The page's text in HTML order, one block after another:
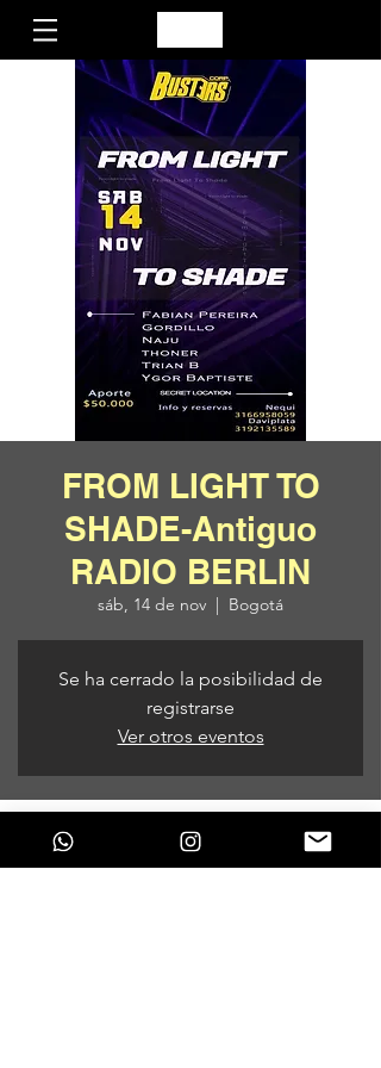
FROM LIGHT TO
SHADE-Antiguo
RADIO BERLIN
sáb, 14 de nov
  |
Bogotá
Se ha cerrado la posibilidad de
registrarse
Ver otros eventos
Horario y ubicación